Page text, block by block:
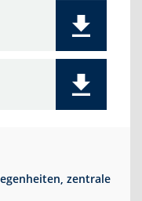
zentrale